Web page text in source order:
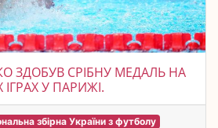
ЗДОБУВ СРІБНУ МЕДАЛЬ НА
У ПАРИЖІ.
збірна України з футболу